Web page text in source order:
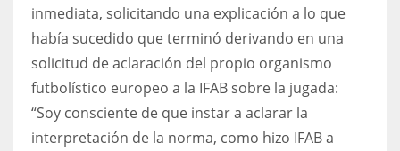
inmediata, solicitando una explicación a lo que
había sucedido que terminó derivando en una
solicitud de aclaración del propio organismo
futbolístico europeo a la IFAB sobre la jugada:
“Soy consciente de que instar a aclarar la
interpretación de la norma, como hizo IFAB a